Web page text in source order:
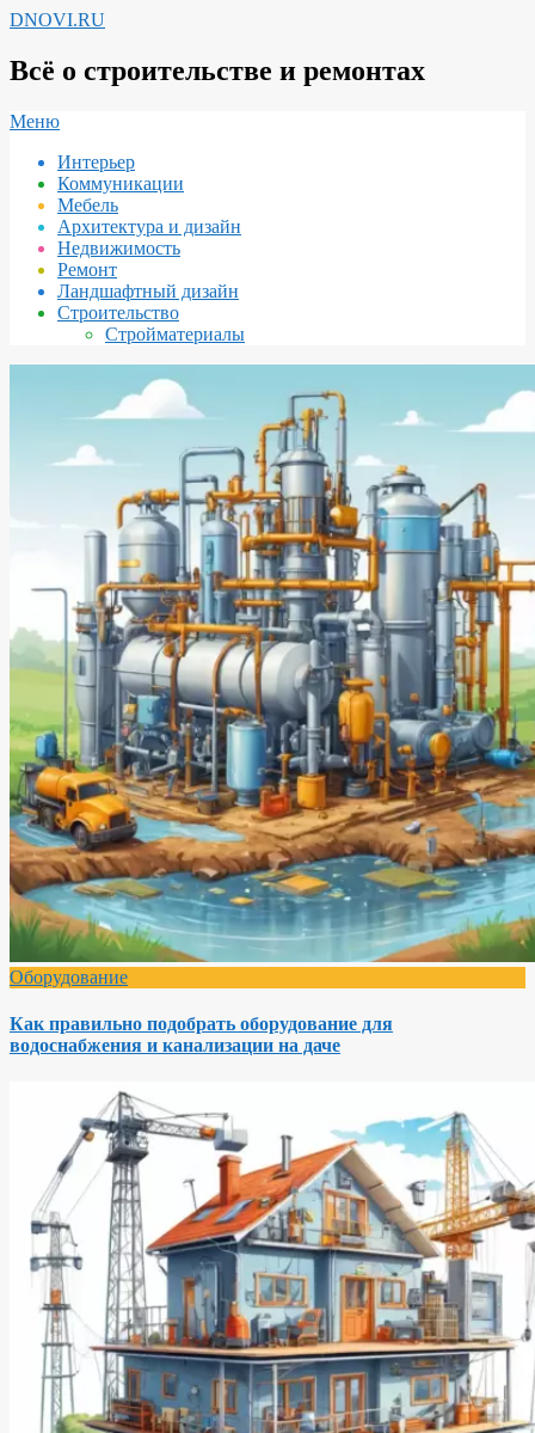
Перейти
содержимому
DNOVI.RU
Всё о строительстве и ремонтах
Вторичное
навигации
Меню
Интерьер
Коммуникации
Мебель
Архитектура и дизайн
Недвижимость
Ремонт
Ландшафтный дизайн
Строительство
Стройматериалы
Оборудование
Как правильно подобрать оборудование для
водоснабжения и канализации на даче